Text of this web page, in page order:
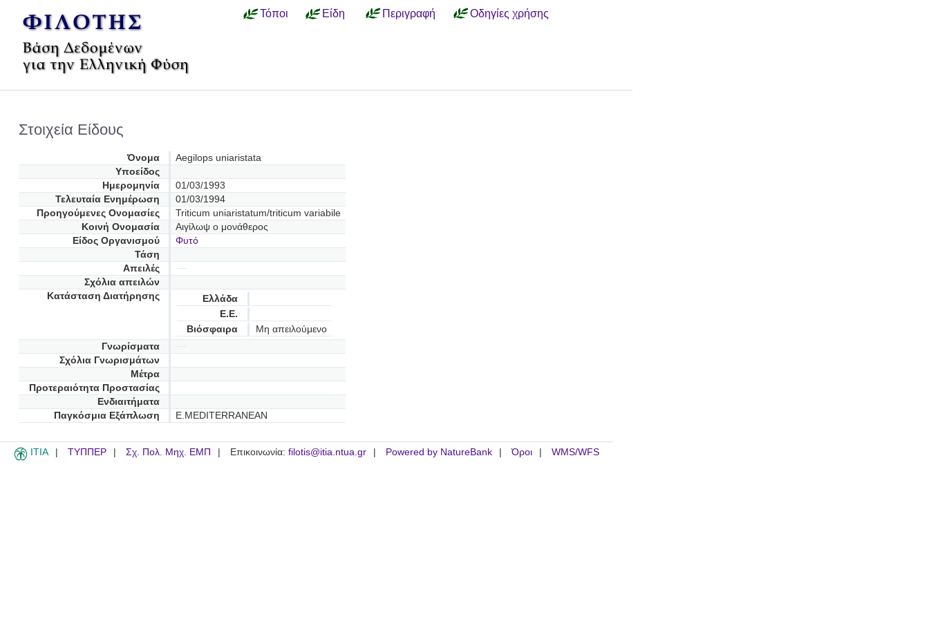
Τόποι Είδη Περιγραφή Οδηγίες χρήσης
Στοιχεία Είδους
Όνομα
Aegilops uniaristata
Υποείδος
Ημερομηνία
01/03/1993
Τελευταία Ενημέρωση
01/03/1994
Προηγούμενες Oνομασίες
Triticum uniaristatum/triticum variabile
Κοινή Ονομασία
Αιγίλωψ ο μονάθερος
Είδος Οργανισμού
Φυτό
Τάση
Απειλές
Σχόλια απειλών
Κατάσταση Διατήρησης
Ελλάδα
Ε.Ε.
Βιόσφαιρα
Μη απειλούμενο
Γνωρίσματα
Σχόλια Γνωρισμάτων
Μέτρα
Προτεραιότητα Προστασίας
Ενδιαιτήματα
Παγκόσμια Εξάπλωση
E.MEDITERRANEAN
ITIA ΤΥΠΠΕΡ Σχ. Πολ. Μηχ. ΕΜΠ Επικοινωνία: filotis@itia.ntua.gr Powered by NatureBank Όροι WMS/WFS